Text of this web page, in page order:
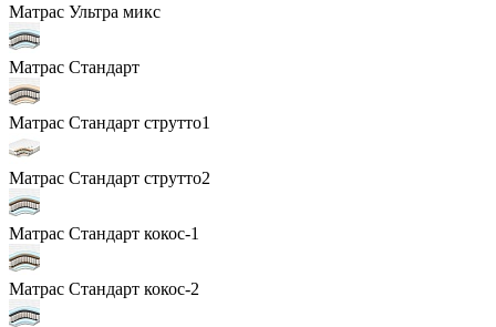
Матрас Ультра микс
Матрас Стандарт
Матрас Стандарт струтто1
Матрас Стандарт струтто2
Матрас Стандарт кокос-1
Матрас Стандарт кокос-2